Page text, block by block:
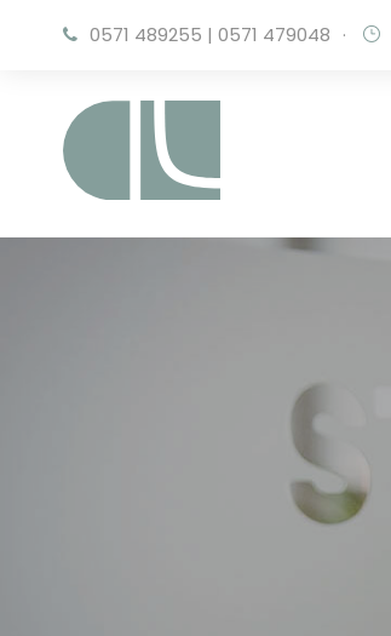
0571 489255 | 0571 479048 ·